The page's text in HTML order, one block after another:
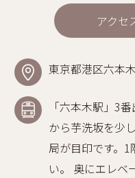
アクセ
東京都港区六本
「六本木駅」3
から芋洗坂を少
局が目印です。
い。 奥にエレベ